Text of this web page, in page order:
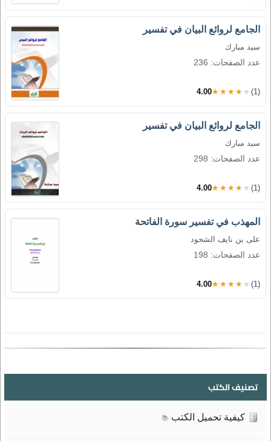
الجامع لروائع البيان في تفسير
سيد مبارك
عدد الصفحات: 236
4.00★★★★★ (1)
الجامع لروائع البيان في تفسير
سيد مبارك
عدد الصفحات: 298
4.00★★★★★ (1)
المهذب في تفسير سورة الفاتحة
على بن نايف الشحود
عدد الصفحات: 198
4.00★★★★★ (1)
تصنيف الكتب
كيفية تحميل الكتب 📚